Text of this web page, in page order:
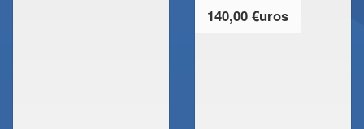
140,00 €uros